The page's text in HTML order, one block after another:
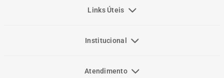
Links Úteis
Institucional
Atendimento